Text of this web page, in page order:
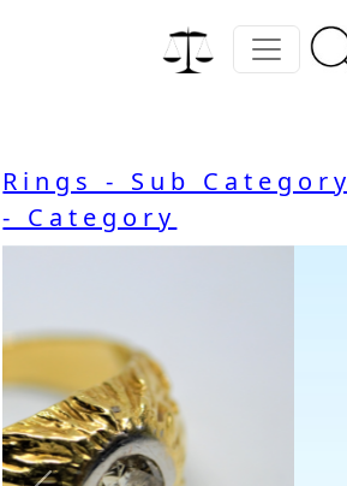
Rings - Sub Category
- Category